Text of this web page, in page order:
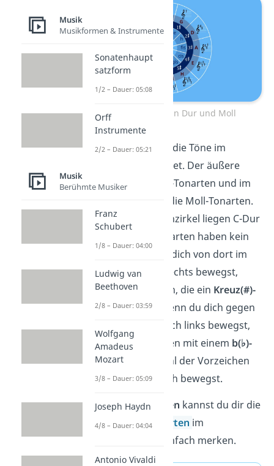
Der Quintenzirkel in Dur und Moll
Im Quintenzirkel sind die Töne im
kreisförmig angeordnet. Der äußere
Kreis zeigt dir die Dur-Tonarten und im
inneren Kreis stehen die Moll-Tonarten.
Ganz oben im Quintenzirkel liegen C-Dur
und a-Moll. Beide Tonarten haben kein
Vorzeichen. Wenn du dich von dort im
Uhrzeigersinn nach rechts bewegst,
siehst du alle Tonarten, die ein Kreuz(#)-
Vorzeichenhaben. Wenn du dich gegen
den Uhrzeigersinn nach links bewegst,
findest du alle Tonarten mit einem b(♭)-
Vorzeichen. Die Anzahl der Vorzeichen
steigt, je weiter du dich bewegst.
Mit zweiMerksprüchen kannst du dir die
Reihenfolge derTonarten im
Quintenzirkel ganz einfach merken.
Musik
Musikformen & Instrumente
Sonatenhaupt
satzform
1/2 – Dauer: 05:08
Orff
Instrumente
2/2 – Dauer: 05:21
Musik
Berühmte Musiker
Franz
Schubert
1/8 – Dauer: 04:00
Ludwig van
Beethoven
2/8 – Dauer: 03:59
Wolfgang
Amadeus
Mozart
3/8 – Dauer: 05:09
Joseph Haydn
4/8 – Dauer: 04:04
Antonio Vivaldi